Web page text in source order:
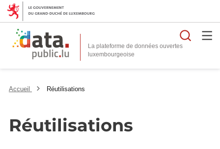
La plateforme de données ouvertes
Accueil Réutilisations
Réutilisations